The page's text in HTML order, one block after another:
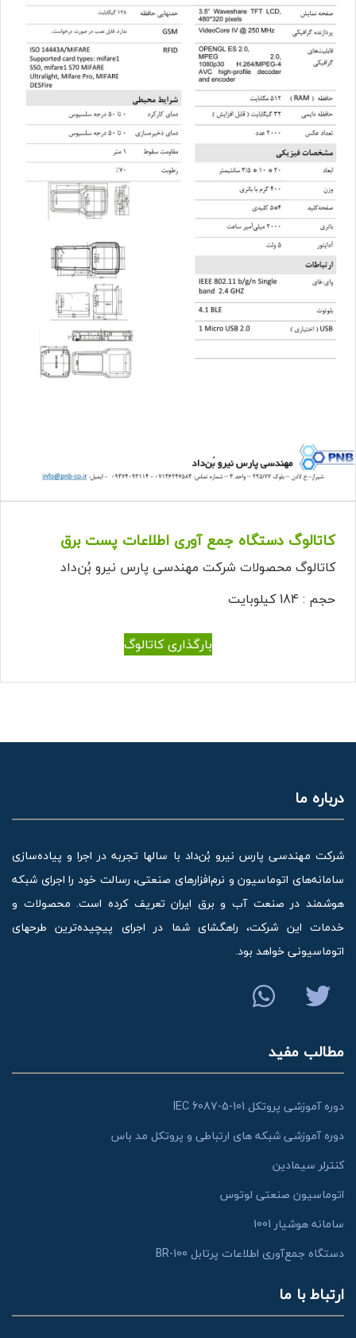
کاتالوگ دستگاه جمع آوری اطلاعات پست برق
کاتالوگ محصولات شرکت مهندسی پارس نیرو بُن‌داد
حجم : 184 کیلوبایت
بارگذاری کاتالوگ
درباره ما
شرکت مهندسی پارس نیرو بُن‌داد با سالها تجربه در اجرا و پیاده‌سازی
سامانه‌های اتوماسیون و نرم‌افزارهای صنعتی، رسالت خود را اجرای شبکه
هوشمند در صنعت آب و برق ایران تعریف کرده است. محصولات و
خدمات این شرکت، راهگشای شما در اجرای پیچیده‌ترین طرحهای
اتوماسیونی خواهد بود.
مطالب مفید
دوره آموزشی پروتکل IEC 6087-5-101
دوره آموزشی شبکه های ارتباطی و پروتکل مد باس
کنترلر سیمادین
اتوماسیون صنعتی لوتوس
سامانه هوشیار 1001
دستگاه جمع‌آوری اطلاعات پرتابل BR-100
ارتباط با ما